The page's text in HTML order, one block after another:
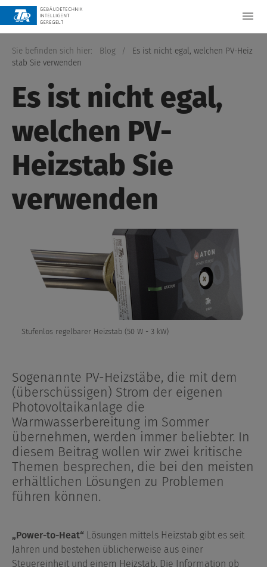
Sie befinden sich hier: Blog /
Es ist nicht egal, welchen PV-Heiz
stab Sie verwenden
Es ist nicht egal,
welchen PV-
Heizstab Sie
verwenden
Stufenlos regelbarer Heizstab (50 W - 3 kW)
Sogenannte PV-Heizstäbe, die mit dem
(überschüssigen) Strom der eigenen
Photovoltaikanlage die
Warmwasserbereitung im Sommer
übernehmen, werden immer beliebter. In
diesem Beitrag wollen wir zwei kritische
Themen besprechen, die bei den meisten
erhältlichen Lösungen zu Problemen
führen können.
„Power-to-Heat“ Lösungen mittels Heizstab gibt es seit
Jahren und bestehen üblicherweise aus einer
Steuereinheit und einem Heizstab. Die Information ob